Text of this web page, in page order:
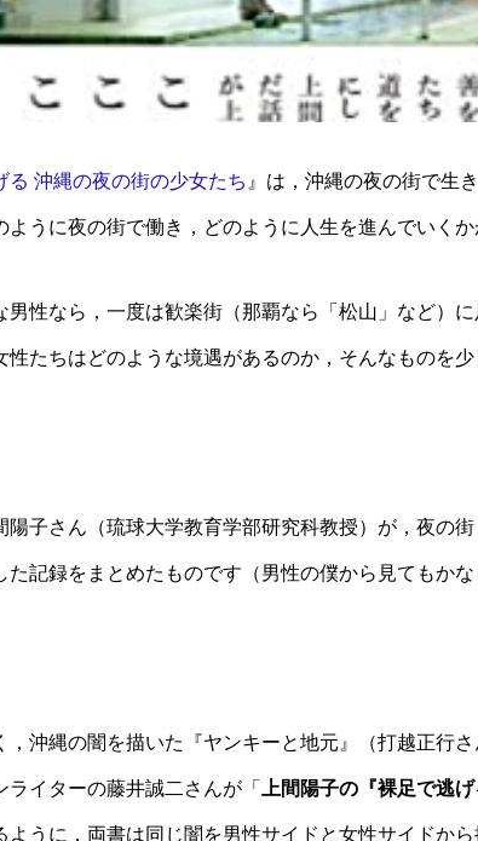
る 沖縄の夜の街の少女たち 』は，沖縄の夜の街で生
ように夜の街で働き，どのように人生を進んでいくか
男性なら，一度は歓楽街（那覇なら「松山」など）
性たちはどのような境遇があるのか，そんなものを少
陽子さん（琉球大学教育学部研究科教授）が，夜の
た記録をまとめたものです（男性の僕から見てもかな
，沖縄の闇を描いた『ヤンキーと地元』（打越正行
ライターの藤井誠二さんが「 上間陽子の『裸足で逃
ように，両書は同じ闇を男性サイドと女性サイドから